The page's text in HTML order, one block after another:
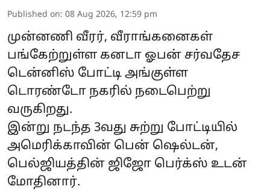
Published on: 08 Aug 2026, 12:59 pm
முன்னணி வீரர், வீராங்கனைகள்
பங்கேற்றுள்ள கனடா ஓபன் சர்வதேச
டென்னிஸ் போட்டி அங்குள்ள
டொரண்டோ நகரில் நடைபெற்று
வருகிறது.
இன்று நடந்த 3வது சுற்று போட்டியில்
அமெரிக்காவின் பென் ஷெல்டன்,
பெல்ஜியத்தின் ஜிஜோ பெர்க்ஸ் உடன்
மோதினார்.